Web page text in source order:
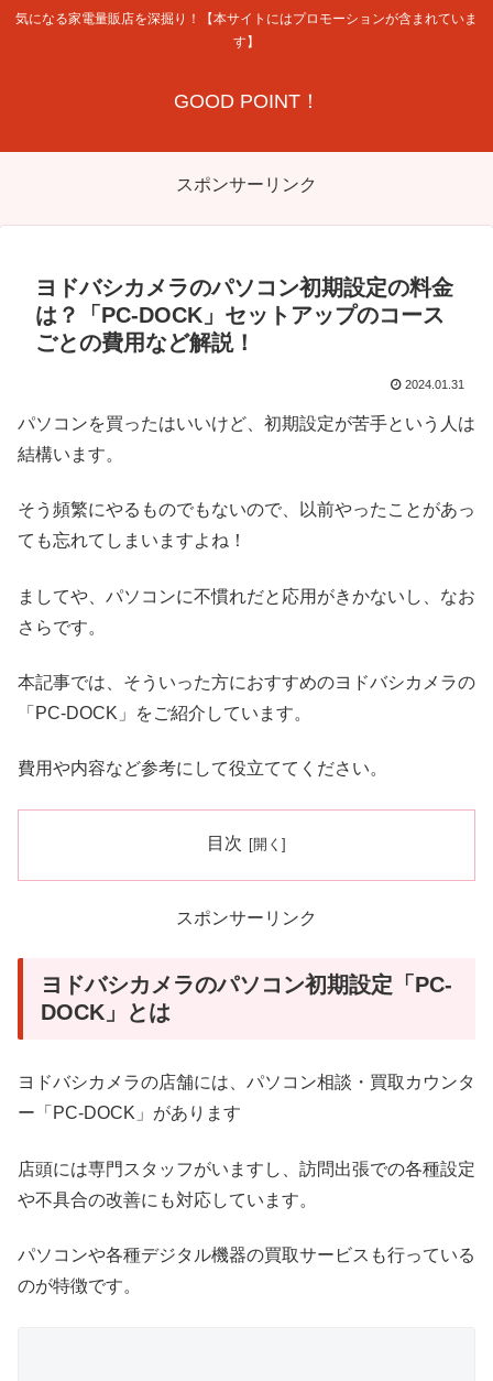
気になる家電量販店を深掘り！【本サイトにはプロモーションが含まれていま
す】
GOOD POINT！
スポンサーリンク
ヨドバシカメラのパソコン初期設定の料金
は？「PC-DOCK」セットアップのコース
ごとの費用など解説！
2024.01.31
パソコンを買ったはいいけど、初期設定が苦手という人は
結構います。
そう頻繁にやるものでもないので、以前やったことがあっ
ても忘れてしまいますよね！
ましてや、パソコンに不慣れだと応用がきかないし、なお
さらです。
本記事では、そういった方におすすめのヨドバシカメラの
「PC-DOCK」をご紹介しています。
費用や内容など参考にして役立ててください。
目次
スポンサーリンク
ヨドバシカメラのパソコン初期設定「PC-
DOCK」とは
ヨドバシカメラの店舗には、パソコン相談・買取カウンタ
ー「PC-DOCK」があります
店頭には専門スタッフがいますし、訪問出張での各種設定
や不具合の改善にも対応しています。
パソコンや各種デジタル機器の買取サービスも行っている
のが特徴です。